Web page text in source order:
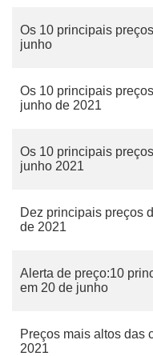
Os 10 principais
junho
Os 10 principais
junho de 2021
Os 10 principais
junho 2021
Dez principais preços
de 2021
Alerta de preço:10
em 20 de junho
Preços mais altos das
2021